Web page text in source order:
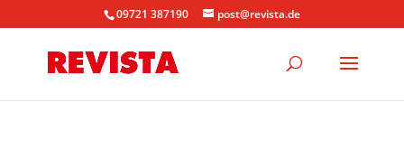
09721 387190 post@revista.de